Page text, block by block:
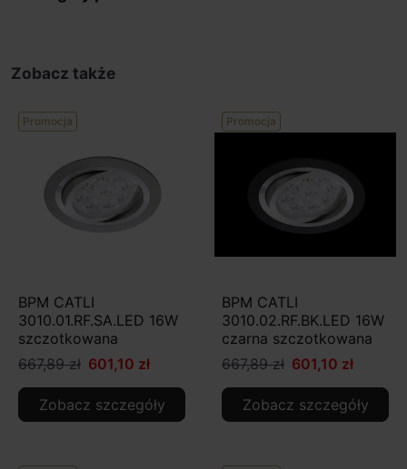
Zobacz także
Promocja
BPM CATLI
3010.01.RF.SA.LED 16W
szczotkowana
667,89 zł 601,10 zł
Zobacz szczegóły
Promocja
BPM CATLI
3010.02.RF.BK.LED 16W
czarna szczotkowana
667,89 zł 601,10 zł
Zobacz szczegóły